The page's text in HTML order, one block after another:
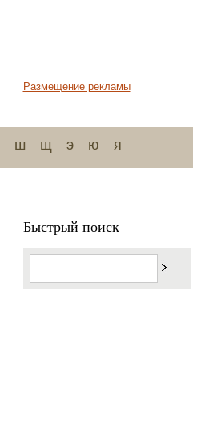
Размещение рекламы
ш щ э ю я
Быстрый поиск